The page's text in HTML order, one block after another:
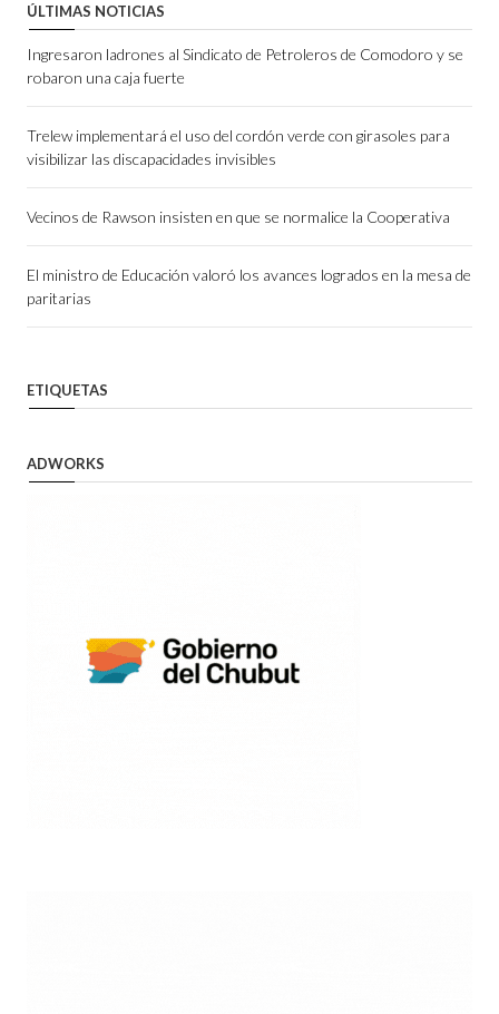
ÚLTIMAS NOTICIAS
Ingresaron ladrones al Sindicato de Petroleros de Comodoro y se
robaron una caja fuerte
Trelew implementará el uso del cordón verde con girasoles para
visibilizar las discapacidades invisibles
Vecinos de Rawson insisten en que se normalice la Cooperativa
El ministro de Educación valoró los avances logrados en la mesa de
paritarias
ETIQUETAS
ADWORKS